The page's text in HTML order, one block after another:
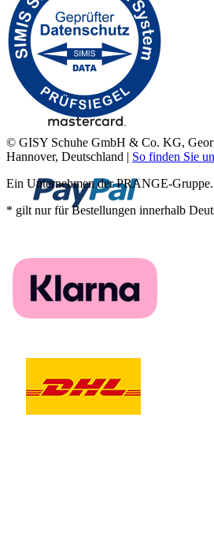
© GISY Schuhe GmbH & Co. KG,
Hannover, Deutschland | So finden Sie
Ein Unternehmen der PRANGE-Gruppe.
* gilt nur für Bestellungen innerhalb